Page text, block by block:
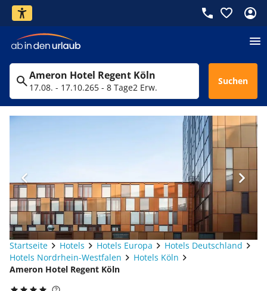
Ameron Hotel Regent Köln
17.08. - 17.10.265 - 8 Tage2 Erw.
Suchen
Startseite Hotels Hotels Europa
Hotels Deutschland
Hotels Nordrhein-Westfalen
Hotels Köln
Ameron Hotel Regent Köln